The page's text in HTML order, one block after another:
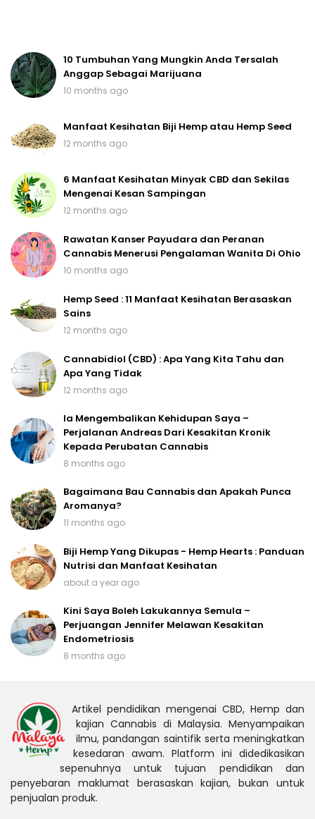
10 Tumbuhan Yang Mungkin Anda Tersalah
Anggap Sebagai Marijuana
10 months ago
Manfaat Kesihatan Biji Hemp atau Hemp Seed
12 months ago
6 Manfaat Kesihatan Minyak CBD dan Sekilas
Mengenai Kesan Sampingan
12 months ago
Rawatan Kanser Payudara dan Peranan
Cannabis Menerusi Pengalaman Wanita Di Ohio
10 months ago
Hemp Seed : 11 Manfaat Kesihatan Berasaskan
Sains
12 months ago
Cannabidiol (CBD) : Apa Yang Kita Tahu dan
Apa Yang Tidak
12 months ago
Ia Mengembalikan Kehidupan Saya –
Perjalanan Andreas Dari Kesakitan Kronik
Kepada Perubatan Cannabis
8 months ago
Bagaimana Bau Cannabis dan Apakah Punca
Aromanya?
11 months ago
Biji Hemp Yang Dikupas - Hemp Hearts : Panduan
Nutrisi dan Manfaat Kesihatan
about a year ago
Kini Saya Boleh Lakukannya Semula –
Perjuangan Jennifer Melawan Kesakitan
Endometriosis
8 months ago
Artikel pendidikan mengenai CBD, Hemp dan
kajian Cannabis di Malaysia. Menyampaikan
ilmu, pandangan saintifik serta meningkatkan
kesedaran awam. Platform ini didedikasikan
sepenuhnya untuk tujuan pendidikan dan
penyebaran maklumat berasaskan kajian, bukan untuk
penjualan produk.